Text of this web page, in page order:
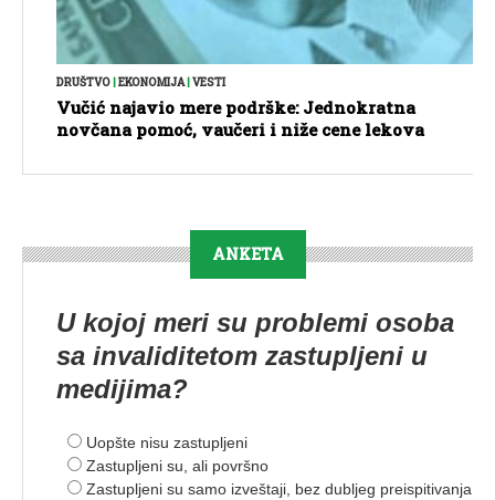
DRUŠTVO EKONOMIJA| VESTI
Vučić najavio mere podrške: Jednokratna
novčana pomoć, vaučeri i niže cene lekova
ANKETA
U kojoj meri su problemi osoba
sa invaliditetom zastupljeni u
medijima?
Uopšte nisu zastupljeni
Zastupljeni su, ali površno
Zastupljeni su samo izveštaji, bez dubljeg preispitivanja